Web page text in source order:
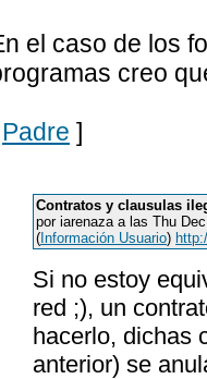
el caso de los
creo
Padre ]
Contratos y clausulas
por iarenaza a las Thu
( Información Usuario)
Si no estoy
red ;), un
hacerlo, dichas
anterior) se